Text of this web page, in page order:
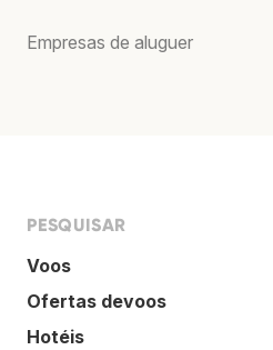
Empresas de aluguer
PESQUISAR
Voos
Ofertas devoos
Hotéis